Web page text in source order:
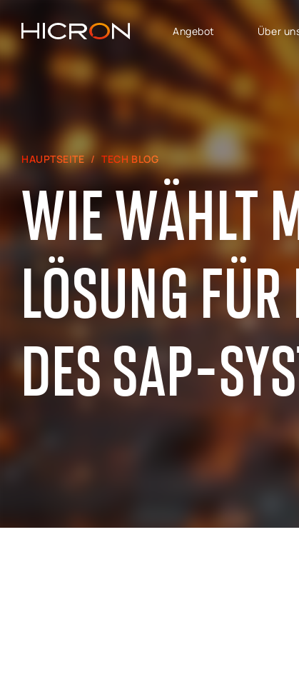
Angebot
DIENSTLEISTUNGEN UND
SAP Lösungen
E-Commerce-Beratung
Beratung zu Atlassian
SAP Signavio
Immobilienmanagement
GESCHÄFTSBEREICHE
SAP für Automotive
SAP SuccessFactors
SAP für Finanzen,
Controlling und Analytik
SAP für Logistik &
Produktion
SAP - Bereich Vertrieb,
Marketing und
Kundendienst
ERFAHRUNG IN DER SAP-BRANCHE
SAP für den öffentlichen Sektor
SAP für
SAP für
Über
HAUPTSEITE TECH BLOG
WIE WÄHLT
LÖSUNG
DES SAP-